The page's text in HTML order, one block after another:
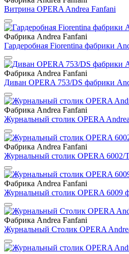
Витрина OPERA Andrea Fanfani
Фабрика Andrea Fanfani
Гардеробная Fiorentina фабрики
Фабрика Andrea Fanfani
Диван OPERA 753/DS фабрики
Фабрика Andrea Fanfani
Журнальный столик OPERA
Фабрика Andrea Fanfani
Журнальный столик OPERA 6002/
Фабрика Andrea Fanfani
Журнальный столик OPERA 6009
Фабрика Andrea Fanfani
Журнальный Столик OPERA